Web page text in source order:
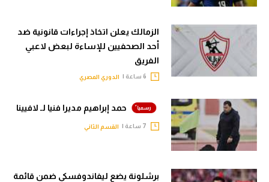
الزمالك يعلن اتخاذ إجراءات قانونية ضد
أحد الصحفيين للإساءة لبعض لاعبي
الفريق
الدوري المصري
حمد إبراهيم مديرا فنيا لـ لافيينا
القسم الثاني
برشلونة يضع ليفاندوفسكي ضمن قائمة